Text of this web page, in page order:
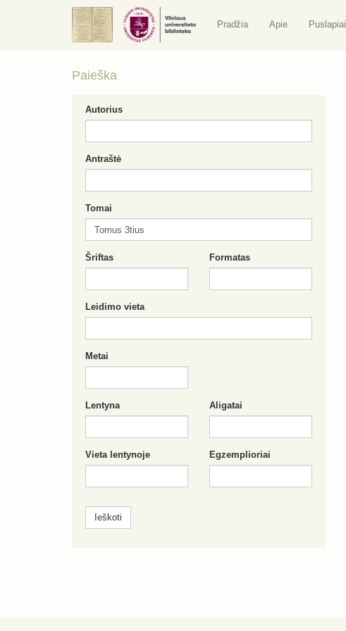
Pradžia Apie Puslapiai
Paieška
Autorius
Antraštė
Tomai
Šriftas Formatas
Leidimo vieta
Metai
Lentyna Aligatai
Vieta lentynoje Egzemplioriai